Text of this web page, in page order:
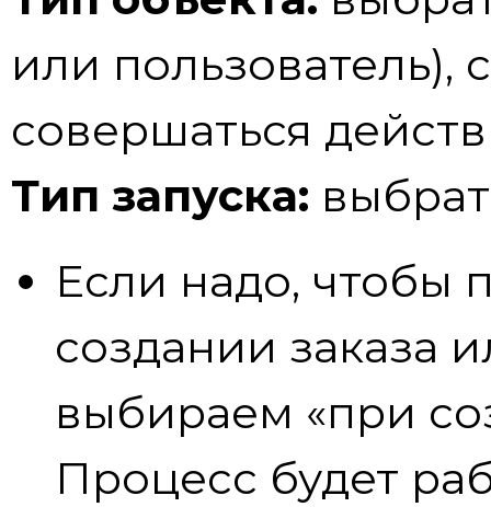
или пользователь),
совершаться
Тип запуска:
Если надо, чтобы
создании заказа
выбираем «при
Процесс будет